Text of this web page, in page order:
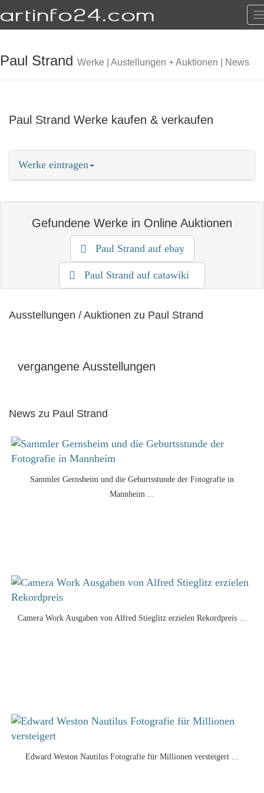
Paul Strand Werke | Austellungen + Auktionen | News
Paul Strand Werke kaufen & verkaufen
Werke eintragen
mehr erfahren
Gefundene Werke in Online Auktionen
Paul Strand auf ebay
Paul Strand auf catawiki
Ausstellungen / Auktionen zu Paul Strand
vergangene Ausstellungen
News zu Paul Strand
Sammler Gernsheim und die Geburtsstunde der Fotografie in
Mannheim ...
Camera Work Ausgaben von Alfred Stieglitz erzielen Rekordpreis ...
Edward Weston Nautilus Fotografie für Millionen versteigert ...